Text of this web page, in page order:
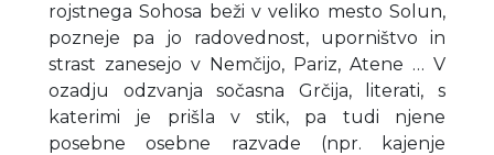
rojstnega Sohosa beži v veliko mesto Solun,
pozneje pa jo radovednost, uporništvo in
strast zanesejo v Nemčijo, Pariz, Atene … V
ozadju odzvanja sočasna Grčija, literati, s
katerimi je prišla v stik, pa tudi njene
posebne osebne razvade (npr. kajenje